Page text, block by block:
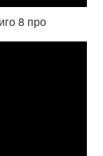
8 про